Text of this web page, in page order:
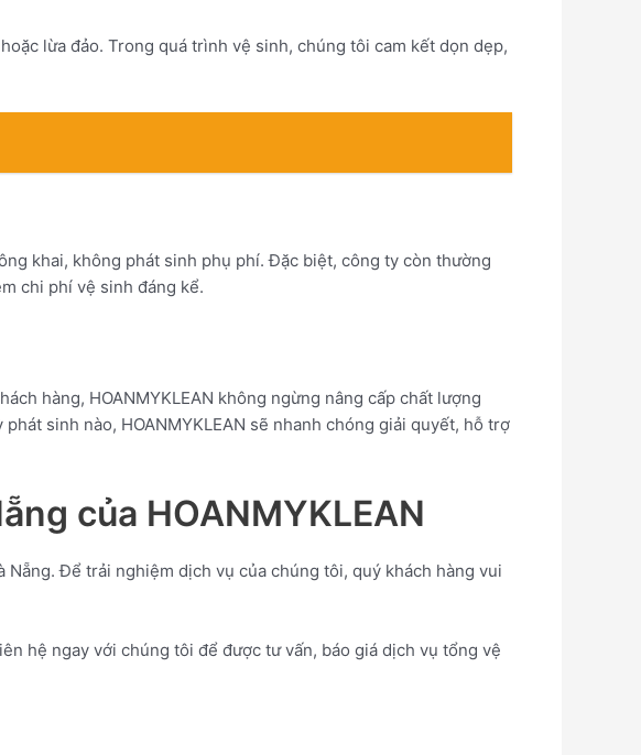
lừa đảo. Trong quá trình vệ sinh, chúng tôi cam kết dọn dẹp,
khai, không phát sinh phụ phí. Đặc biệt, công ty còn thường
chi phí vệ sinh đáng kể.
hàng, HOANMYKLEAN không ngừng nâng cấp chất lượng
sinh nào, HOANMYKLEAN sẽ nhanh chóng giải quyết, hỗ trợ
của HOANMYKLEAN
Để trải nghiệm dịch vụ của chúng tôi, quý khách hàng vui
hệ ngay với chúng tôi để được tư vấn, báo giá dịch vụ tổng vệ